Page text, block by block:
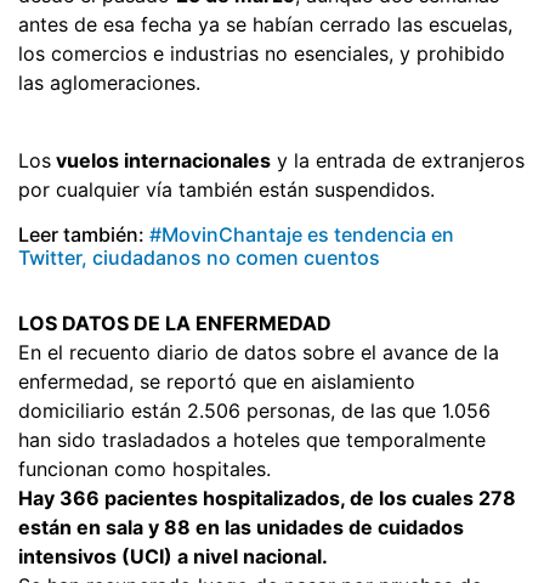
antes de esa fecha ya se habían cerrado las escuelas,
los comercios e industrias no esenciales, y prohibido
las aglomeraciones.
Los vuelos internacionales y la entrada de extranjeros
por cualquier vía también están suspendidos.
Leer también: #MovinChantaje es tendencia en
Twitter, ciudadanos no comen cuentos
LOS DATOS DE LA ENFERMEDAD
En el recuento diario de datos sobre el avance de la
enfermedad, se reportó que en aislamiento
domiciliario están 2.506 personas, de las que 1.056
han sido trasladados a hoteles que temporalmente
funcionan como hospitales.
Hay 366 pacientes hospitalizados, de los cuales 278
están en sala y 88 en las unidades de cuidados
intensivos (UCI) a nivel nacional.